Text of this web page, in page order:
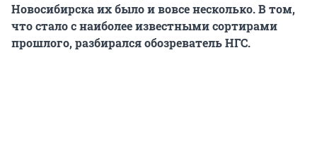
Новосибирска их было и вовсе несколько. В том,
что стало с наиболее известными сортирами
прошлого, разбирался обозреватель НГС.